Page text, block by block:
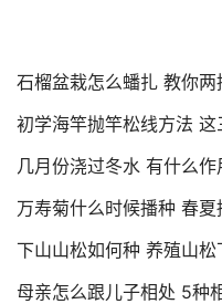
石榴盆栽怎么蟠扎 教你
初学海竿抛竿松线方法 这
几月份浇过冬水 有什么作
万寿菊什么时候播种 春夏
下山山松如何种 养殖山
母亲怎么跟儿子相处 5种